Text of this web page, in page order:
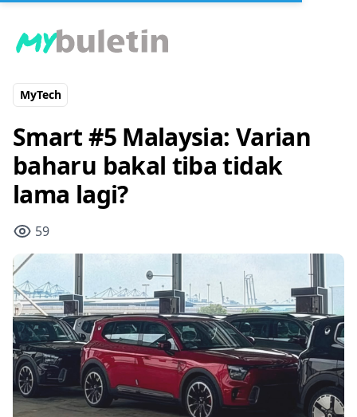
MyTech
Smart #5 Malaysia: Varian
baharu bakal tiba tidak
lama lagi?
59